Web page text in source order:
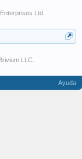
Ltd
LLC.
Ayuda